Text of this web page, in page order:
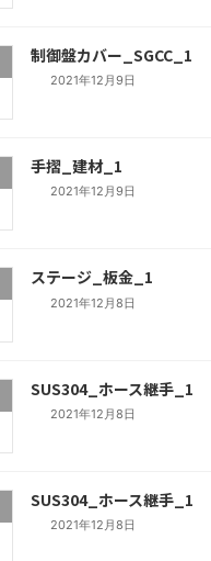
制御盤カバー_SGCC_1
2021年12月9日
手摺_建材_1
2021年12月9日
ステージ_板金_1
2021年12月8日
SUS304_ホース継手_1
2021年12月8日
SUS304_ホース継手_1
2021年12月8日